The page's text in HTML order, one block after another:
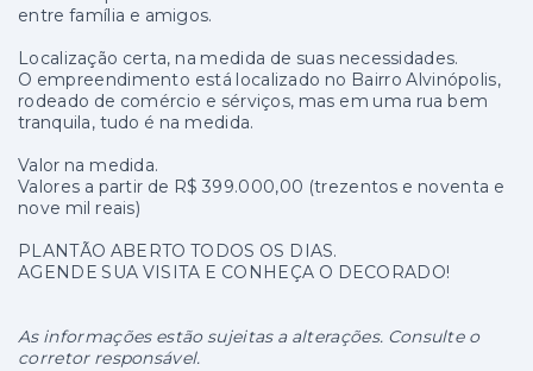
entre família e amigos.
Localização certa, na medida de suas necessidades.
O empreendimento está localizado no Bairro Alvinópolis,
rodeado de comércio e sérviços, mas em uma rua bem
tranquila, tudo é na medida.
Valor na medida.
Valores a partir de R$ 399.000,00 (trezentos e noventa e
nove mil reais)
PLANTÃO ABERTO TODOS OS DIAS.
AGENDE SUA VISITA E CONHEÇA O DECORADO!
As informações estão sujeitas a alterações. Consulte o
corretor responsável.